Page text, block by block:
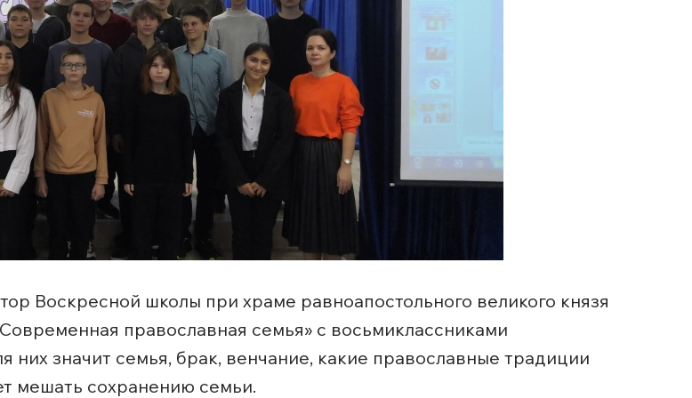
Воскресной школы при храме равноапостольного великого князя
православная семья» с восьмиклассниками
значит семья, брак, венчание, какие православные традиции
мешать сохранению семьи.